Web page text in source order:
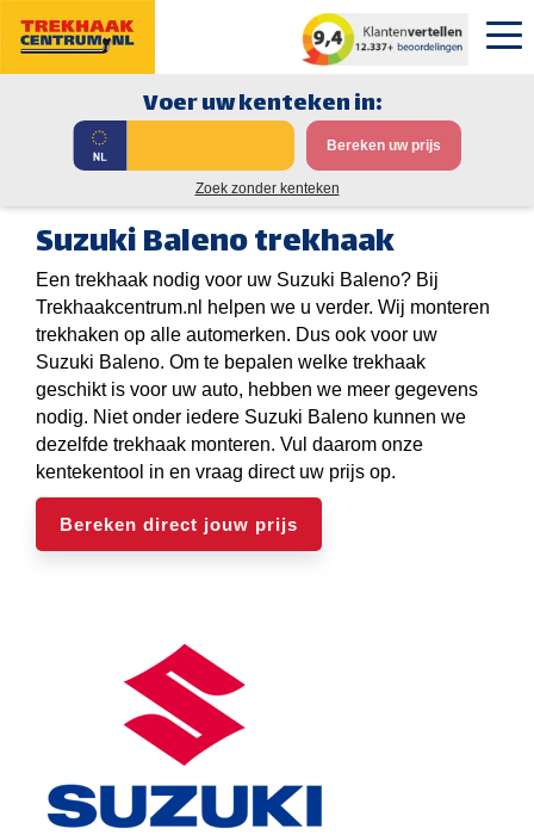
Voer uw kenteken in:
Bereken uw prijs
Zoek zonder kenteken
Suzuki Baleno trekhaak
Een trekhaak nodig voor uw Suzuki Baleno? Bij
Trekhaakcentrum.nl helpen we u verder. Wij monteren
trekhaken op alle automerken. Dus ook voor uw
Suzuki Baleno. Om te bepalen welke trekhaak
geschikt is voor uw auto, hebben we meer gegevens
nodig. Niet onder iedere Suzuki Baleno kunnen we
dezelfde trekhaak monteren. Vul daarom onze
kentekentool in en vraag direct uw prijs op.
Bereken direct jouw prijs